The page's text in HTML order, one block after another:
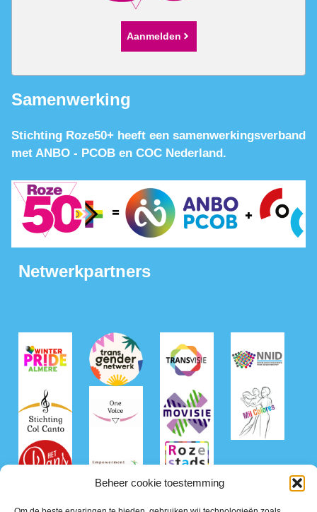
Beheer cookie toestemming
Aanmelden
Samenwerking
Stichting Roze50+ heeft een samenwerkingsverband
met ANBO - PCOB en COC Nederland.
Netwerkpartners